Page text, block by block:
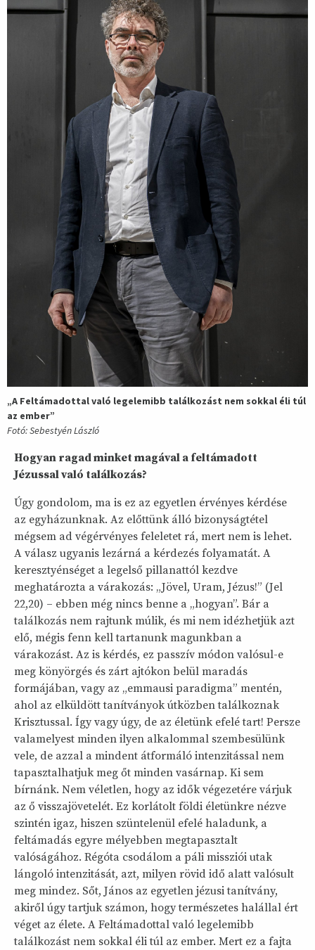
„A Feltámadottal való legelemibb találkozást nem sokkal éli túl
az ember”
Fotó: Sebestyén László
Hogyan ragad minket magával a feltámadott
Jézussal való találkozás?
Úgy gondolom, ma is ez az egyetlen érvényes kérdése
az egyházunknak. Az előttünk álló bizonyságtétel
mégsem ad végérvényes feleletet rá, mert nem is lehet.
A válasz ugyanis lezárná a kérdezés folyamatát. A
keresztyénséget a legelső pillanattól kezdve
meghatározta a várakozás: „Jövel, Uram, Jézus!” (Jel
22,20) – ebben még nincs benne a „hogyan”. Bár a
találkozás nem rajtunk múlik, és mi nem idézhetjük azt
elő, mégis fenn kell tartanunk magunkban a
várakozást. Az is kérdés, ez passzív módon valósul-e
meg könyörgés és zárt ajtókon belül maradás
formájában, vagy az „emmausi paradigma” mentén,
ahol az elküldött tanítványok útközben találkoznak
Krisztussal. Így vagy úgy, de az életünk efelé tart! Persze
valamelyest minden ilyen alkalommal szembesülünk
vele, de azzal a mindent átformáló intenzitással nem
tapasztalhatjuk meg őt minden vasárnap. Ki sem
bírnánk. Nem véletlen, hogy az idők végezetére várjuk
az ő visszajövetelét. Ez korlátolt földi életünkre nézve
szintén igaz, hiszen szüntelenül efelé haladunk, a
feltámadás egyre mélyebben megtapasztalt
valóságához. Régóta csodálom a páli missziói utak
lángoló intenzitását, azt, milyen rövid idő alatt valósult
meg mindez. Sőt, János az egyetlen jézusi tanítvány,
akiről úgy tartjuk számon, hogy természetes halállal ért
véget az élete. A Feltámadottal való legelemibb
találkozást nem sokkal éli túl az ember. Mert ez a fajta